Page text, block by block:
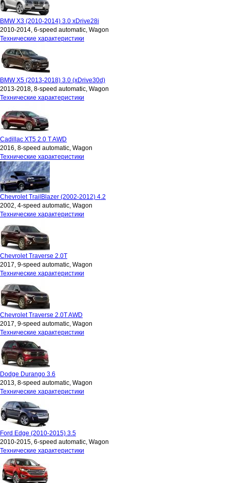
BMW X3 (2010-2014) 3.0 xDrive28i
2010-2014, 6-speed automatic, Wagon
Технические характеристики
BMW X5 (2013-2018) 3.0 (xDrive30d)
2013-2018, 8-speed automatic, Wagon
Технические характеристики
Cadillac XT5 2.0 T AWD
2016, 8-speed automatic, Wagon
Технические характеристики
Chevrolet TrailBlazer (2002-2012) 4.2
2002, 4-speed automatic, Wagon
Технические характеристики
Chevrolet Traverse 2.0T
2017, 9-speed automatic, Wagon
Технические характеристики
Chevrolet Traverse 2.0T AWD
2017, 9-speed automatic, Wagon
Технические характеристики
Dodge Durango 3.6
2013, 8-speed automatic, Wagon
Технические характеристики
Ford Edge (2010-2015) 3.5
2010-2015, 6-speed automatic, Wagon
Технические характеристики